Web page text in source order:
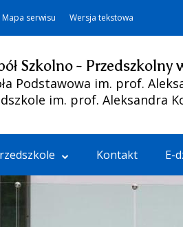
Mapa serwisu Wersja tekstowa
Szkolno - Przedszkolny
Podstawowa im. prof.
im. prof. Aleksandra
Kontakt E-